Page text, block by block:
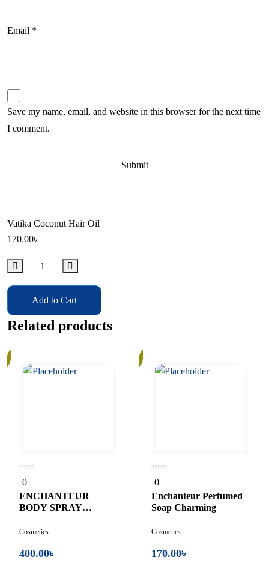
Email *
Save my name, email, and website in this browser for the next time
I comment.
Vatika Coconut Hair Oil
170.00৳
Add to Cart
Related products
0
out
of
5
0
ENCHANTEUR
BODY SPRAY
Cosmetics
400.00৳
0
out
of
5
0
Enchanteur Perfumed
Soap Charming
Cosmetics
170.00৳